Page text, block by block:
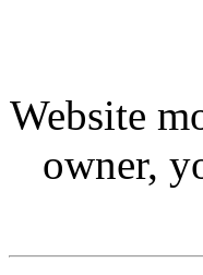
Website
owner,